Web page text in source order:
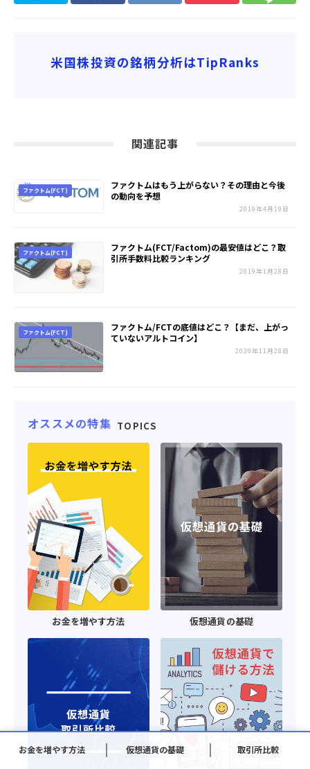
米国株投資の銘柄分析はTipRanks
関連記事
ファクトム(FCT)
ファクトムはもう上がらない？その理由と今後
の動向を予想
2019年4月19日
ファクトム(FCT)
ファクトム(FCT/Factom)の最安値はどこ？取
引所手数料比較ランキング
2019年1月28日
ファクトム(FCT)
ファクトム/FCTの底値はどこ？【まだ、上がっ
ていないアルトコイン】
2020年11月28日
オススメの特集 TOPICS
お金を増やす方法 仮想通貨の基礎
お金を増やす方法 仮想通貨の基礎 取引所比較